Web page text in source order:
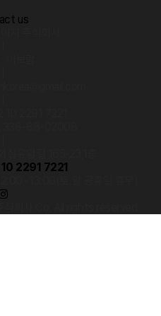
us
2291 7221